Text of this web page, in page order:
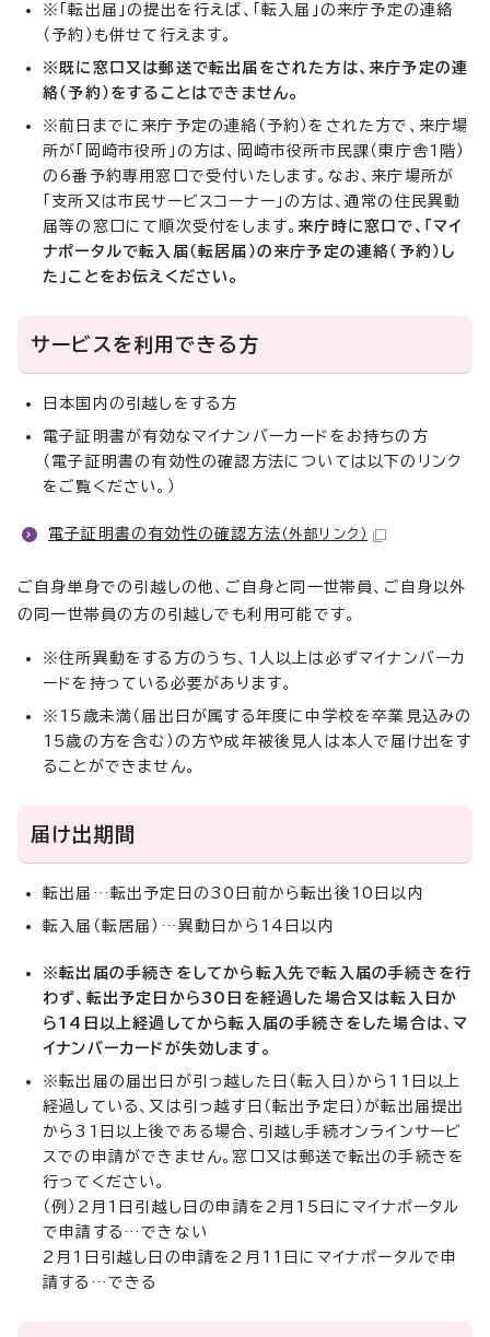
※「転出届」の提出を行えば、「転入届」の来庁予定の連絡
（予約）も併せて行えます。
※既に窓口又は郵送で転出届をされた方は、来庁予定の連
絡（予約）をすることはできません。
※前日までに来庁予定の連絡（予約）をされた方で、来庁場
所が「岡崎市役所」の方は、岡崎市役所市民課（東庁舎1階）
の6番予約専用窓口で受付いたします。なお、来庁場所が
「支所又は市民サービスコーナー」の方は、通常の住民異動
届等の窓口にて順次受付をします。来庁時に窓口で、「マイ
ナポータルで転入届（転居届）の来庁予定の連絡（予約）し
た」ことをお伝えください。
サービスを利用できる方
日本国内の引越しをする方
電子証明書が有効なマイナンバーカードをお持ちの方
（電子証明書の有効性の確認方法については以下のリンク
をご覧ください。）
電子証明書の有効性の確認方法 （外部リンク）
ご自身単身での引越しの他、ご自身と同一世帯員、ご自身以外
の同一世帯員の方の引越しでも利用可能です。
※住所異動をする方のうち、1人以上は必ずマイナンバーカ
ードを持っている必要があります。
※15歳未満（届出日が属する年度に中学校を卒業見込みの
15歳の方を含む）の方や成年被後見人は本人で届け出をす
ることができません。
届け出期間
転出届…転出予定日の30日前から転出後10日以内
転入届（転居届）…異動日から14日以内
※転出届の手続きをしてから転入先で転入届の手続きを行
わず、転出予定日から30日を経過した場合又は転入日か
ら14日以上経過してから転入届の手続きをした場合は、マ
イナンバーカードが失効します。
※転出届の届出日が引っ越した日（転入日）から11日以上
経過している、又は引っ越す日（転出予定日）が転出届提出
から31日以上後である場合、引越し手続オンラインサービ
スでの申請ができません。窓口又は郵送で転出の手続きを
行ってください。
（例）2月1日引越し日の申請を2月15日にマイナポータル
で申請する…できない
2月1日引越し日の申請を2月11日にマイナポータルで申
請する…できる